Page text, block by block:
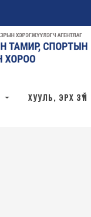
ХУУЛЬ, ЭРХ ЗҮЙ